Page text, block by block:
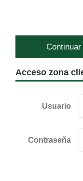
Continuar
Acceso zona
Usuario
Contraseña